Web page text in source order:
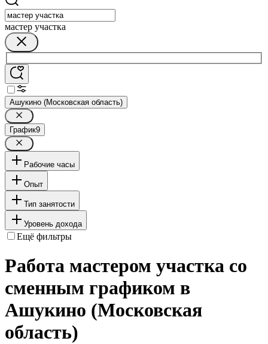
мастер участка
Ашукино (Московская область)
График9
Рабочие часы
Опыт
Тип занятости
Уровень дохода
Ещё фильтры
Работа мастером участка со
сменным графиком в
Ашукино (Московская
область)